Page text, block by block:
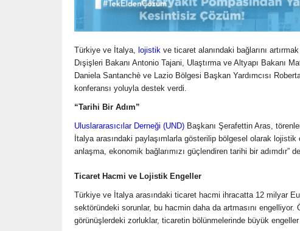
Türkiye ve İtalya, lojistik ve ticaret alanındaki bağlarını
Dışişleri Bakanı Antonio Tajani, Ulaştırma ve Altyapı Bakanı
Daniela Santanchè ve Lazio Bölgesi Başkan Yardımcısı
konferansı yoluyla destek verdi.
“Tarihi Bir Adım”
Uluslararasıcılar Derneği (UND) Başkanı Şerafettin Aras,
İtalya arasındaki paylaşımlarla gösterilip bölgesel olarak
anlaşma, ekonomik bağlarımızı güçlendiren tarihi bir adımdır”
Ticaret Hacmi ve Lojistik Engeller
Türkiye ve İtalya arasındaki ticaret hacmi ihracatta 12 milyar
sektöründeki sorunlar, bu hacmin daha da artmasını engelliyor.
görünüşlerdeki zorluklar, ticaretin bölünmelerinde büyük engeller